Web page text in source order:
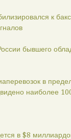
к
бывшего
в
наиболее
в $8